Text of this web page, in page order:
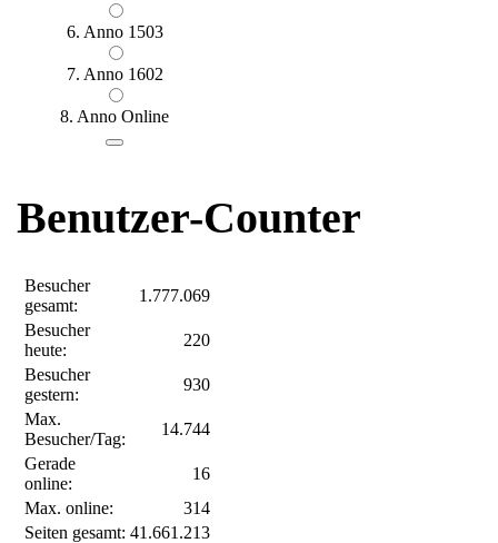
6. Anno 1503
7. Anno 1602
8. Anno Online
Benutzer-Counter
Besucher
gesamt:
1.777.069
Besucher
heute:
220
Besucher
gestern:
930
Max.
Besucher/Tag:
14.744
Gerade
online:
16
Max. online:
314
Seiten gesamt: 41.661.213